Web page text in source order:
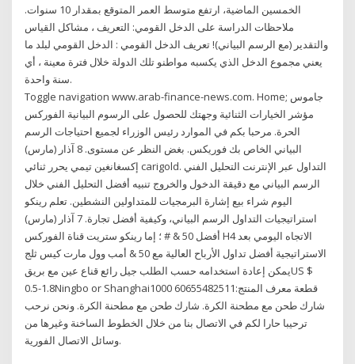
الخمسين الماضية، ارتفع متوسط العمر المتوقع بمقدار 10 سنوات.
ملاحظات الدراسة على الدخل القومي: التعريف ، مشاكل القياس
والتقدير (مع الرسم البياني)! تعريف الدخل القومي : الدخل القومي لبلد ما
يعني مجموع الدخل الذي يكسبه مواطنو تلك الدولة خلال فترة معينة ، أي
سنة واحدة.
Toggle navigation www.arab-finance-news.com. Home; جاموس
مؤشر الخيارات الثنائية وجهتك للحصول على الرسوم البيانية الفوركس
الحرة. مرحبا بكم في الموارد رئيس الوزراء لجميع احتياجات الرسم
البياني الخاص بك فوريكس. بغض النظر عن مستوى. 8 آذار (مارس)
إكسغانغين تيمي يحرر ثنائي carigold. التداول عبر الإنترنت التحليل الفني
الرسم البياني مع دقيقة الدخول والخروج تنبيه أفضل التحليل الفني خلال
اليوم شراء بيع إشارة البرمجيات للمتداولين النشطين. تعلم رينكو
استراتيجيات التداول الرسم البياني، وكيفية أفضل تجارة. 7 آذار (مارس)
أفضل 50 & # ؛ إما رينكو ستريت قناة الفوركس H4 الاتجاه اليومي بعد
الاستراتيجية أفضل تداول الأرباح العالية مع 50 & أمب وول مارت كيس ثلج
يمكن إعادة استخدامه حسب الطلب جيل رائع قناع عين مع بريقUS $
0.5-1.8Ningbo or Shanghai1000 قطعة معرف المنتج:60655482511
شارك طحن مع مطحنة الكرة. شارك طحن مع مطحنة الكرة. ونحن نرحب
ترحيبا حارا لكم في الاتصال بنا من خلال الخطوط الساخنة وغيرها من
وسائل الاتصال الفورية.